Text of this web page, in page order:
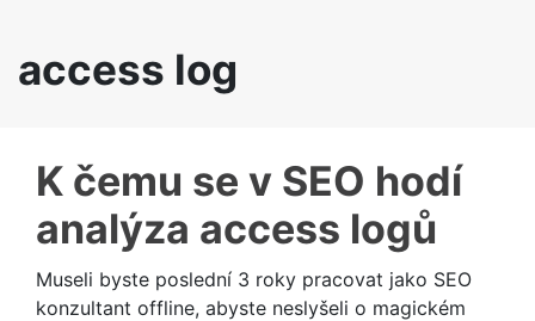
access log
K čemu se v SEO hodí
analýza access logů
Museli byste poslední 3 roky pracovat jako SEO
konzultant offline, abyste neslyšeli o magickém